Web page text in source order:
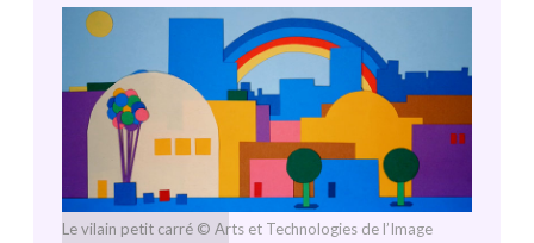
Le vilain petit carré © Arts et Technologies de l’Image